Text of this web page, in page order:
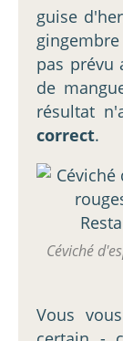
guise
pas prévu
de
résultat
correct.
Céviché
Vous